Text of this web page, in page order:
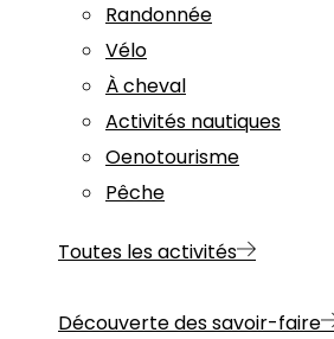
Randonnée
Vélo
À cheval
Activités nautiques
Oenotourisme
Pêche
Toutes les activités
Découverte des savoir-faire